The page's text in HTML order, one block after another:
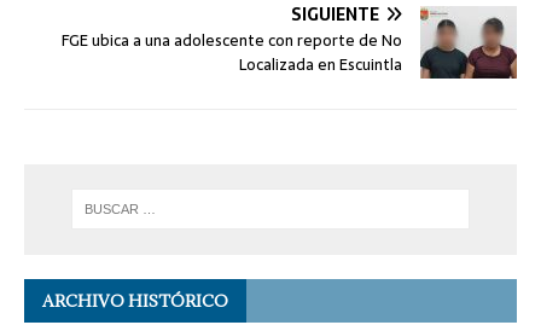
SIGUIENTE
FGE ubica a una adolescente con reporte de No
Localizada en Escuintla
ARCHIVO HISTÓRICO